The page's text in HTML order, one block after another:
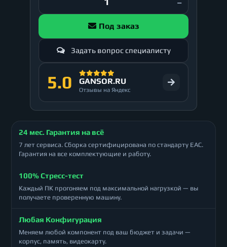
Под заказ
Задать вопрос специалисту
5.0 GANSOR.RU
Отзывы на Яндекс
24 мес. Гарантия на всё
7 лет сервиса. Сборка сертифицирована по стандарту ЕАС.
Гарантия на все комплектующие и работу.
100% Стресс-тест
Каждый ПК прогоняем под максимальной нагрузкой — вы
получаете проверенную машину.
Любая Конфигурация
Меняем любой компонент под ваш бюджет и задачи —
корпус, память, видеокарту.